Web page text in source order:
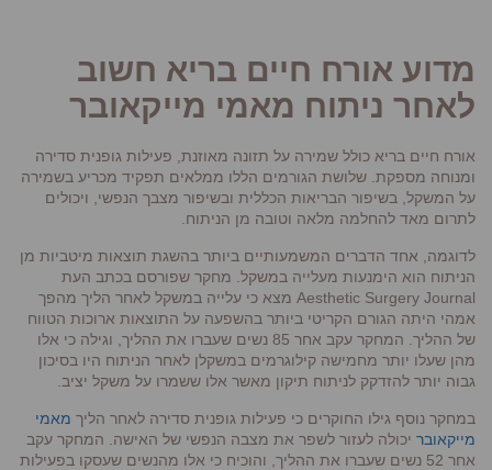
מדוע אורח חיים בריא חשוב
לאחר ניתוח מאמי מייקאובר
אורח חיים בריא כולל שמירה על תזונה מאוזנת, פעילות גופנית סדירה
ומנוחה מספקת. שלושת הגורמים הללו ממלאים תפקיד מכריע בשמירה
על המשקל, בשיפור הבריאות הכללית ובשיפור מצבך הנפשי, ויכולים
לתרום מאד להחלמה מלאה וטובה מן הניתוח.
לדוגמה, אחד הדברים המשמעותיים ביותר בהשגת תוצאות מיטביות מן
הניתוח הוא הימנעות מעלייה במשקל. מחקר שפורסם בכתב העת
Aesthetic Surgery Journal מצא כי עלייה במשקל לאחר הליך מהפך
אמהי היתה הגורם הקריטי ביותר בהשפעה על התוצאות ארוכות הטווח
של ההליך. המחקר עקב אחר 85 נשים שעברו את ההליך, וגילה כי אלו
מהן שעלו יותר מחמישה קילוגרמים במשקלן לאחר הניתוח היו בסיכון
גבוה יותר להזדקק לניתוח תיקון מאשר אלו ששמרו על משקל יציב.
במחקר נוסף גילו החוקרים כי פעילות גופנית סדירה לאחר הליך מאמי
מייקאובר יכולה לעזור לשפר את מצבה הנפשי של האישה. המחקר עקב
אחר 52 נשים שעברו את ההליך, והוכיח כי אלו מהנשים שעסקו בפעילות